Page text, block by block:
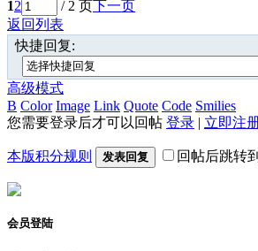
12 / 2 页下一页
返回列表
快捷回复:
高级模式
B Color Image Link Quote Code Smilies
您需要登录后才可以回帖 登录 | 立即注
本版积分规则 发表回复 回帖后跳转
会员登陆